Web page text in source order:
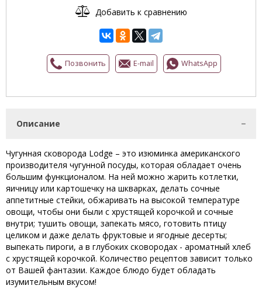
Добавить к сравнению
Позвонить E-mail WhatsApp
Описание
Чугунная сковорода Lodge – это изюминка американского
производителя чугунной посуды, которая обладает очень
большим функционалом. На ней можно жарить котлетки,
яичницу или картошечку на шкварках, делать сочные
аппетитные стейки, обжаривать на высокой температуре
овощи, чтобы они были с хрустящей корочкой и сочные
внутри; тушить овощи, запекать мясо, готовить птицу
целиком и даже делать фруктовые и ягодные десерты;
выпекать пироги, а в глубоких сковородах - ароматный хлеб
с хрустящей корочкой. Количество рецептов зависит только
от Вашей фантазии. Каждое блюдо будет обладать
изумительным вкусом!